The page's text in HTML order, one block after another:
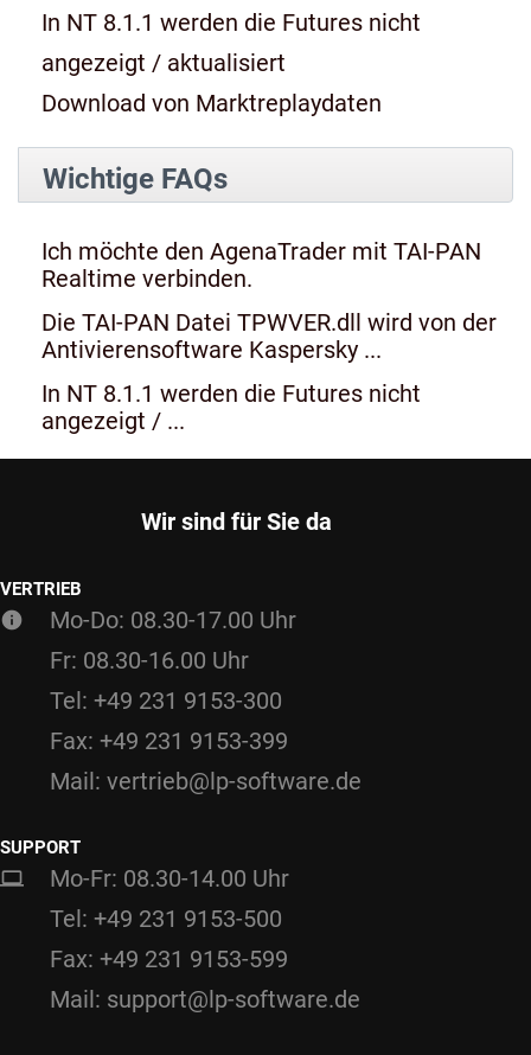
In NT 8.1.1 werden die Futures nicht
angezeigt / aktualisiert
Download von Marktreplaydaten
Wichtige FAQs
Ich möchte den AgenaTrader mit TAI-PAN
Realtime verbinden.
Die TAI-PAN Datei TPWVER.dll wird von der
Antivierensoftware Kaspersky ...
In NT 8.1.1 werden die Futures nicht
angezeigt / ...
Wir sind für Sie da
VERTRIEB
Mo-Do: 08.30-17.00 Uhr
Fr: 08.30-16.00 Uhr
Tel: +49 231 9153-300
Fax: +49 231 9153-399
Mail: vertrieb@lp-software.de
SUPPORT
Mo-Fr: 08.30-14.00 Uhr
Tel: +49 231 9153-500
Fax: +49 231 9153-599
Mail: support@lp-software.de